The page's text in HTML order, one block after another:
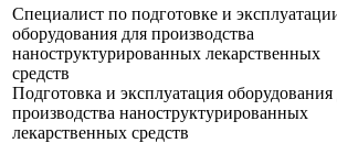
Специалист по подготовке и
оборудования для производства
наноструктурированных лекарственных
средств
Подготовка и эксплуатация оборудования
производства наноструктурированных
лекарственных средств